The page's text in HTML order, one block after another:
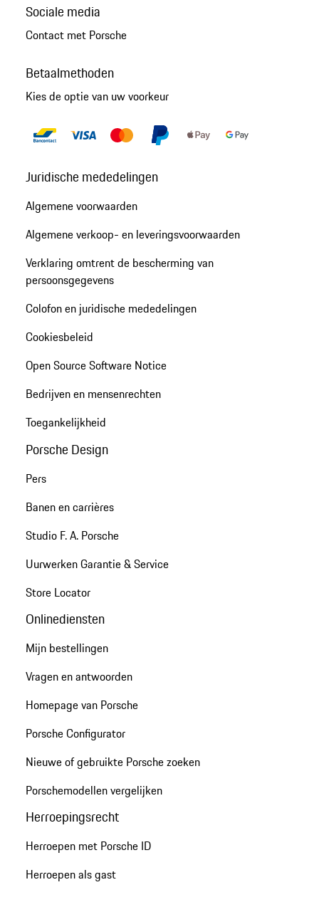
Sociale media
Contact met Porsche
Betaalmethoden
Kies de optie van uw voorkeur
Juridische mededelingen
Algemene voorwaarden
Algemene verkoop- en leveringsvoorwaarden
Verklaring omtrent de bescherming van
persoonsgegevens
Colofon en juridische mededelingen
Cookiesbeleid
Open Source Software Notice
Bedrijven en mensenrechten
Toegankelijkheid
Porsche Design
Pers
Banen en carrières
Studio F. A. Porsche
Uurwerken Garantie & Service
Store Locator
Onlinediensten
Mijn bestellingen
Vragen en antwoorden
Homepage van Porsche
Porsche Configurator
Nieuwe of gebruikte Porsche zoeken
Porschemodellen vergelijken
Herroepingsrecht
Herroepen met Porsche ID
Herroepen als gast